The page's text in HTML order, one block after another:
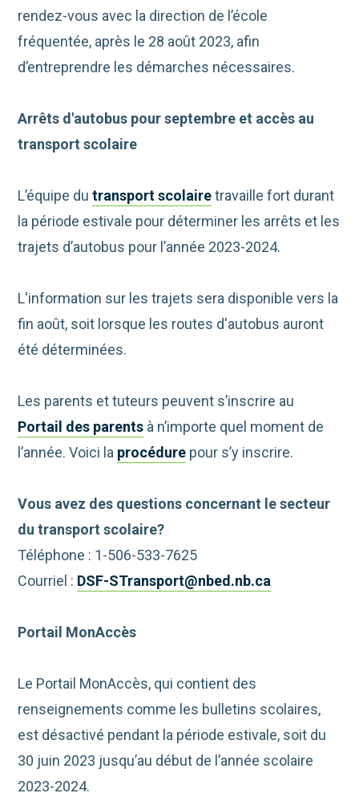
rendez-vous avec la direction de l’école
fréquentée, après le 28 août 2023, afin
d’entreprendre les démarches nécessaires.
Arrêts d'autobus pour septembre et accès au
transport scolaire
L’équipe dutransport scolairetravaille fort durant
la période estivale pour déterminer les arrêts et les
trajets d’autobus pour l’année 2023-2024.
L'information sur les trajets sera disponible vers la
fin août, soit lorsque les routes d'autobus auront
été déterminées.
Les parents et tuteurs peuvent s’inscrire au
Portail des parents à n’importe quel moment de
l’année. Voici la procédure pour s’y inscrire.
Vous avez des questions concernant le secteur
du transport scolaire?
Téléphone : 1-506-533-7625
Courriel : DSF-STransport@nbed.nb.ca
Portail MonAccès
Le Portail MonAccès, qui contient des
renseignements comme les bulletins scolaires,
est désactivé pendant la période estivale, soit du
30 juin 2023 jusqu’au début de l’année scolaire
2023-2024.